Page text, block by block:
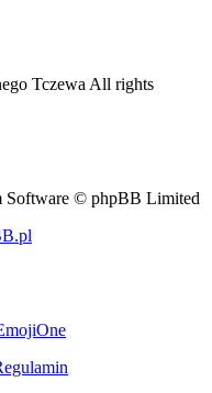
Tczewa All rights
Software © phpBB Limited